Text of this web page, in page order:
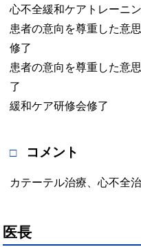
心不全緩和ケアトレーニ
患者の意向を尊重した意
修了
患者の意向を尊重した意
了
緩和ケア研修会修了
コメント
カテーテル治療、心不全
医長